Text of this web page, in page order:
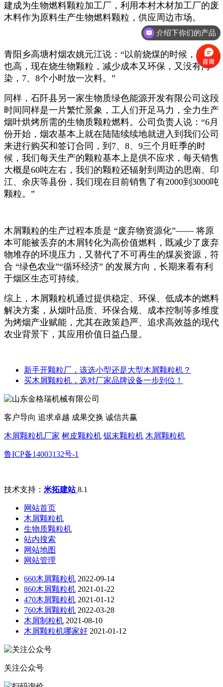
建成为生物燃料颗粒加工厂，利用本村木材加工厂的废
木料作为原料生产生物燃料颗粒，供应周边市场。
青阳乡高塘村烟农姚元江说：“以前烧煤的时候，费用
也高，现在烧生物颗粒，减少成本又环保，又没有污
染，7、8个小时放一次料。”
同样，石阡县另一家生物质绿色能源开发有限公司这段
时间同样是一片繁忙景象，工人们开足马力，全力生产
烟叶烘烤所需的生物质颗粒燃料。公司负责人说：“6月
份开始，烟农基本上就在陆陆续续地就进入到我们公司
来进行购买和签订合同，到7、8、9三个月旺季的时
候，我们每天生产的颗粒基本上是供不应求，每天销售
大概是60吨左右，我们的颗粒还辐射到周边的思南、印
江、余庆等县份，我们现在目前销售了有2000到3000吨
颗粒。”
木屑颗粒的生产过程本质是 “废弃物资源化”—— 将原
本可能被丢弃的木屑转化为高价值燃料，既减少了废弃
物堆存的环境压力，又替代了不可再生的煤炭资源，符
合 “绿色农业”“循环经济” 的发展方向，长期来看有利
于烟区生态可持续。
综上，木屑颗粒机通过提供稳定、环保、低成本的燃料
解决方案，从烟叶品质、环保合规、成本控制等多维度
为烤烟产业赋能，尤其在政策趋严、追求高效益的现代
农业背景下，其应用价值日益凸显。
新手开颗粒厂，该选小型还是大型木屑颗粒机？
买木屑颗粒机，选对厂家品牌设备一步到位！
客户导向 追求卓越 成果交换 诚信共赢
木屑颗粒机厂家 树皮颗粒机 锯末颗粒机 木屑颗粒机
鲁ICP备14003132号-1
技术支持： 米拓建站8.1
网站首页
木屑颗粒机
生物质颗粒机
站内搜索
网站地图
网站管理
660木屑颗粒机 2022-09-14
860木屑颗粒机 2021-01-22
470木屑颗粒机 2021-01-12
760木屑颗粒机 2022-03-28
木屑制粒机 2021-08-10
木屑颗粒机哪家好 2021-01-12
关注公众号
介绍下你们的产品